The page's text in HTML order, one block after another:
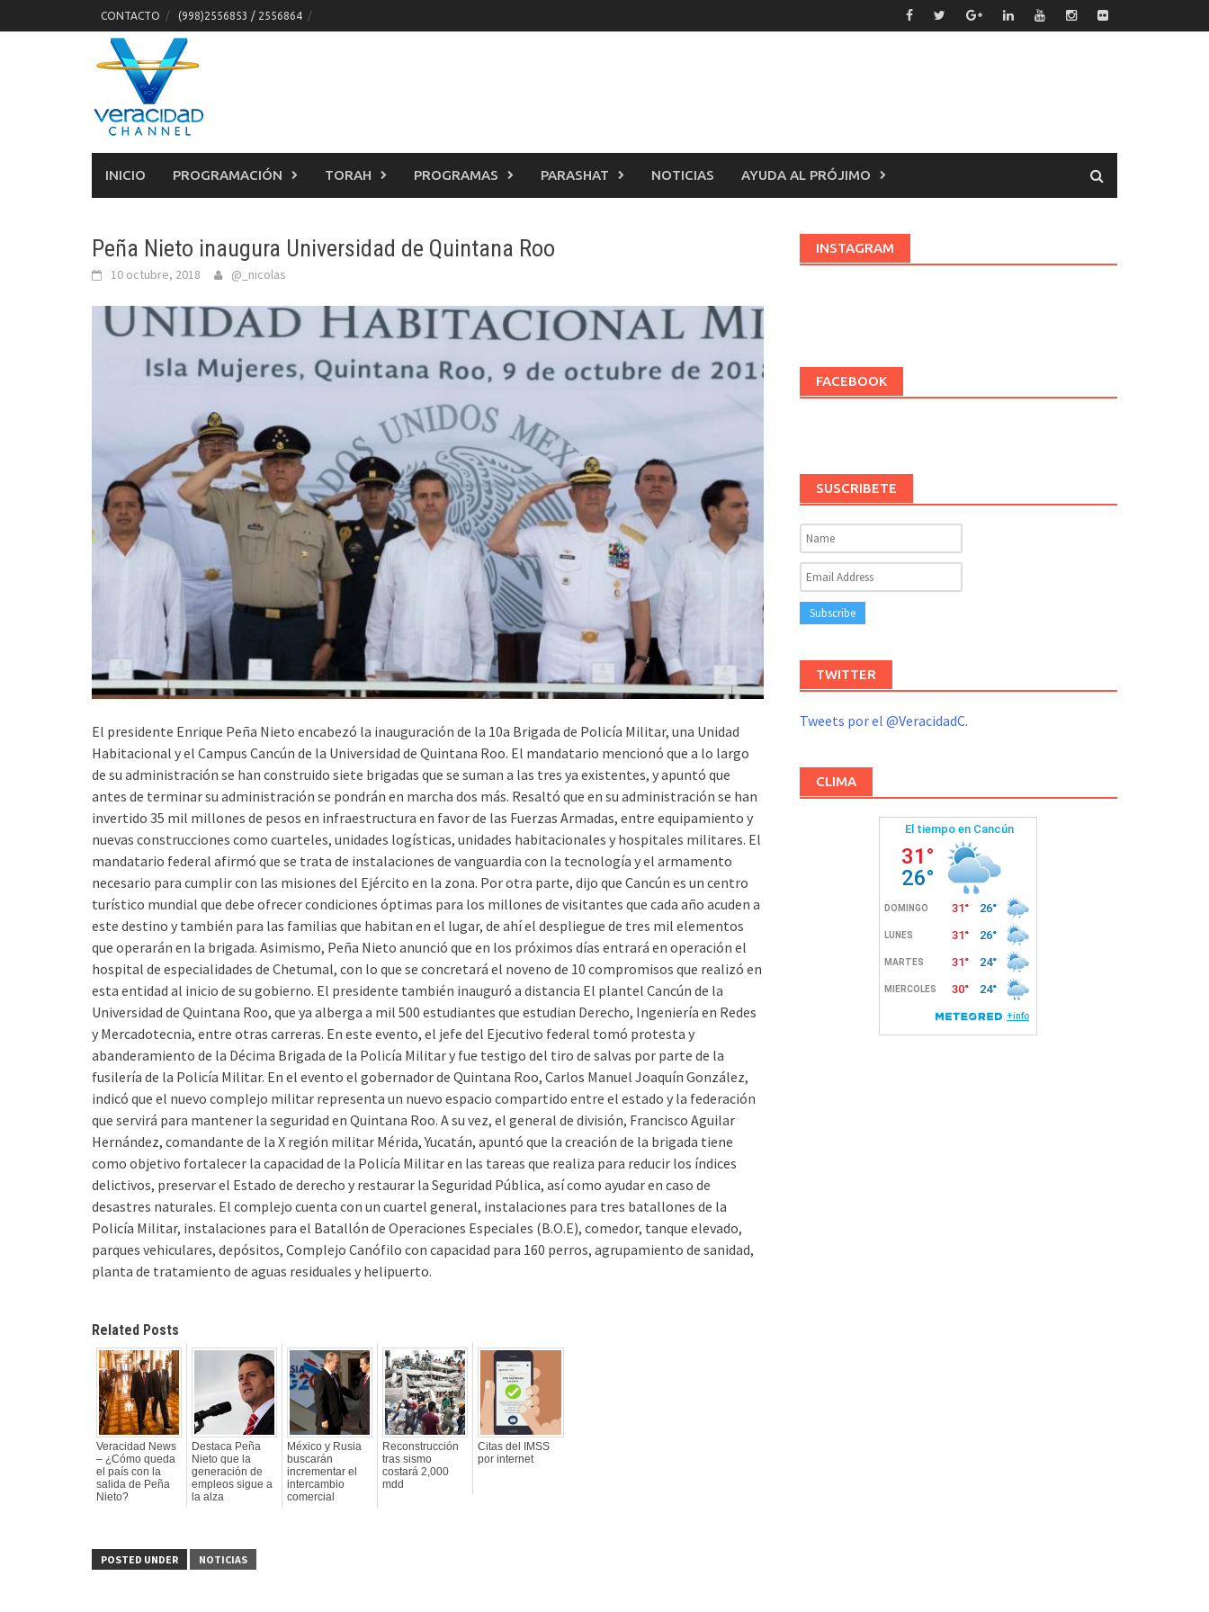
to
CONTACTO (998)2556853 / 2556864
INICIO PROGRAMACIÓN TORAH PROGRAMAS PARASHAT NOTICIAS AYUDA AL PRÓJIMO
Peña Nieto inaugura Universidad de Quintana Roo
10 octubre, 2018 @_nicolas
El presidente Enrique Peña Nieto encabezó la inauguración de la 10a Brigada de Policía Militar, una Unidad
Habitacional y el Campus Cancún de la Universidad de Quintana Roo. El mandatario mencionó que a lo largo
de su administración se han construido siete brigadas que se suman a las tres ya existentes, y apuntó que
antes de terminar su administración se pondrán en marcha dos más. Resaltó que en su administración se han
invertido 35 mil millones de pesos en infraestructura en favor de las Fuerzas Armadas, entre equipamiento y
nuevas construcciones como cuarteles, unidades logísticas, unidades habitacionales y hospitales militares. El
mandatario federal afirmó que se trata de instalaciones de vanguardia con la tecnología y el armamento
necesario para cumplir con las misiones del Ejército en la zona. Por otra parte, dijo que Cancún es un centro
turístico mundial que debe ofrecer condiciones óptimas para los millones de visitantes que cada año acuden a
este destino y también para las familias que habitan en el lugar, de ahí el despliegue de tres mil elementos
que operarán en la brigada. Asimismo, Peña Nieto anunció que en los próximos días entrará en operación el
hospital de especialidades de Chetumal, con lo que se concretará el noveno de 10 compromisos que realizó en
esta entidad al inicio de su gobierno. El presidente también inauguró a distancia El plantel Cancún de la
Universidad de Quintana Roo, que ya alberga a mil 500 estudiantes que estudian Derecho, Ingeniería en Redes
y Mercadotecnia, entre otras carreras. En este evento, el jefe del Ejecutivo federal tomó protesta y
abanderamiento de la Décima Brigada de la Policía Militar y fue testigo del tiro de salvas por parte de la
fusilería de la Policía Militar. En el evento el gobernador de Quintana Roo, Carlos Manuel Joaquín González,
indicó que el nuevo complejo militar representa un nuevo espacio compartido entre el estado y la federación
que servirá para mantener la seguridad en Quintana Roo. A su vez, el general de división, Francisco Aguilar
Hernández, comandante de la X región militar Mérida, Yucatán, apuntó que la creación de la brigada tiene
como objetivo fortalecer la capacidad de la Policía Militar en las tareas que realiza para reducir los índices
delictivos, preservar el Estado de derecho y restaurar la Seguridad Pública, así como ayudar en caso de
desastres naturales. El complejo cuenta con un cuartel general, instalaciones para tres batallones de la
Policía Militar, instalaciones para el Batallón de Operaciones Especiales (B.O.E), comedor, tanque elevado,
parques vehiculares, depósitos, Complejo Canófilo con capacidad para 160 perros, agrupamiento de sanidad,
planta de tratamiento de aguas residuales y helipuerto.
Related Posts
Veracidad News
– ¿Cómo queda
el país con la
salida de Peña
Nieto?
Destaca Peña
Nieto que la
generación de
empleos sigue a
la alza
México y Rusia
buscarán
incrementar el
intercambio
comercial
Reconstrucción
tras sismo
costará 2,000
mdd
Citas del IMSS
por internet
POSTED UNDER NOTICIAS
INSTAGRAM
FACEBOOK
SUSCRIBETE
TWITTER
Tweets por el @VeracidadC.
CLIMA